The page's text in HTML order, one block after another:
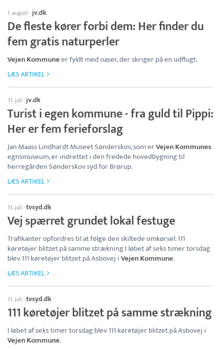
1. august·jv.dk
De fleste kører forbi dem: Her finder du
fem gratis naturperler
Vejen Kommuneer fyldt med oaser, der skriger på en udflugt.
LÆS ARTIKEL
31. juli ·jv.dk
Turist i egen kommune - fra guld til Pippi:
Her er fem ferieforslag
Jan Maass Lindhardt Museet Sønderskov, som erVejen Kommunes
egnsmuseum, er indrettet i den fredede hovedbygning til
herregården Sønderskov syd for Brørup.
LÆS ARTIKEL
31. juli ·tvsyd.dk
Vej spærret grundet lokal festuge
Trafikanter opfordres til at følge den skiltede omkørsel. 111
køretøjer blitzet på samme strækning I løbet af seks timer torsdag
blev 111 køretøjer blitzet på Asbovej iVejen Kommune.
LÆS ARTIKEL
31. juli ·tvsyd.dk
111 køretøjer blitzet på samme strækning
I løbet af seks timer torsdag blev 111 køretøjer blitzet på Asbovej i
Vejen Kommune.